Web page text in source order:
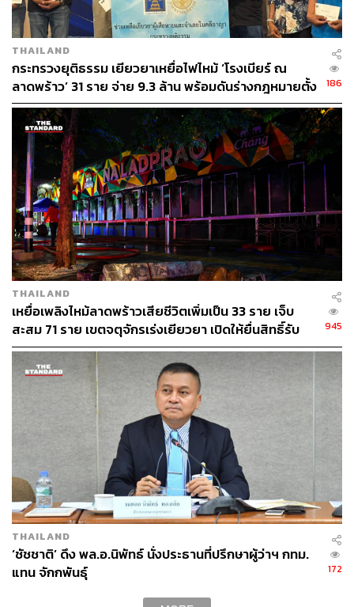
THAILAND
กระทรวงยุติธรรม เยียวยาเหยื่อไฟไหม้ ‘โรงเบียร์ ณ
ลาดพร้าว’ 31 ราย จ่าย 9.3 ล้าน พร้อมดันร่างกฎหมายตั้ง
กองทุนช่วยเหยื่อคดีอาญา
186
THAILAND
เหยื่อเพลิงไหม้ลาดพร้าวเสียชีวิตเพิ่มเป็น 33 ราย เจ็บ
สะสม 71 ราย เขตจตุจักรเร่งเยียวยา เปิดให้ยื่นสิทธิ์รับ
การช่วยเหลือ
945
THAILAND
‘ชัชชาติ’ ดึง พล.อ.นิพัทธ์ นั่งประธานที่ปรึกษาผู้ว่าฯ กทม.
แทน จักกพันธุ์
172